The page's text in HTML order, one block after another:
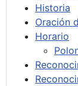
Historia
Oración
Horario